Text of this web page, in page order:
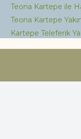
Teona Kartepe ile
Teona Kartepe
Kartepe Teleferik